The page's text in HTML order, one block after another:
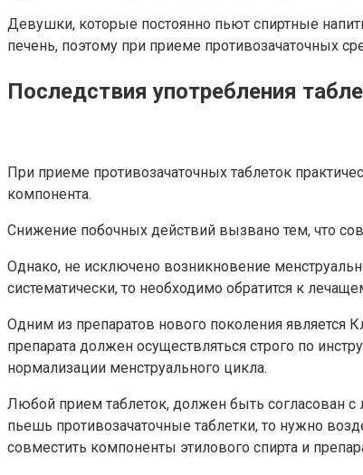
Девушки, которые постоянно пьют спиртные
печень, поэтому при приеме противозачаточных
Последствия употребления
При приеме противозачаточных таблеток
компонента.
Снижение побочных действий вызвано тем, что
Однако, не исключено возникновение
систематически, то необходимо обратится к
Одним из препаратов нового поколения является
препарата должен осуществляться строго по
нормализации менструального цикла.
Любой прием таблеток, должен быть согласован с
пьешь противозачаточные таблетки, то нужно
совместить компоненты этилового спирта и